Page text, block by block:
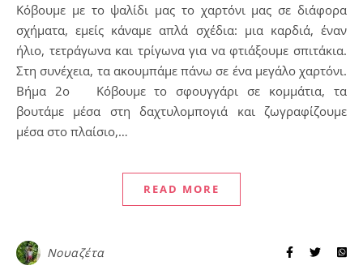
Κόβουμε με το ψαλίδι μας το χαρτόνι μας σε διάφορα
σχήματα, εμείς κάναμε απλά σχέδια: μια καρδιά, έναν
ήλιο, τετράγωνα και τρίγωνα για να φτιάξουμε σπιτάκια.
Στη συνέχεια, τα ακουμπάμε πάνω σε ένα μεγάλο χαρτόνι.
Βήμα 2ο Κόβουμε το σφουγγάρι σε κομμάτια, τα
βουτάμε μέσα στη δαχτυλομπογιά και ζωγραφίζουμε
μέσα στο πλαίσιο,…
READ MORE
Νουαζέτα